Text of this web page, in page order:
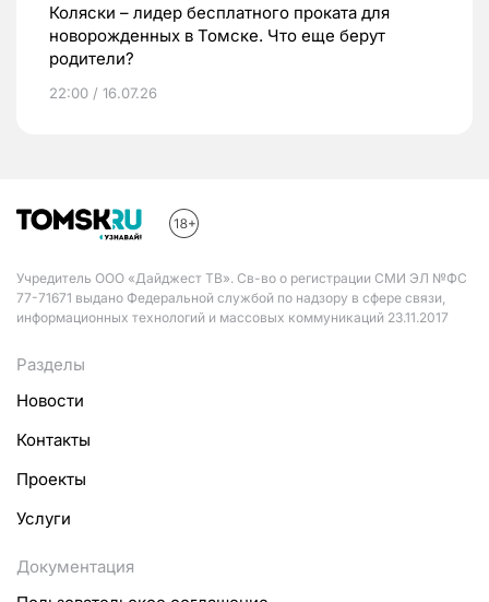
Коляски – лидер бесплатного проката для
новорожденных в Томске. Что еще берут
родители?
22:00 / 16.07.26
Учредитель ООО «Дайджест ТВ». Св-во о регистрации СМИ ЭЛ №ФС
77-71671 выдано Федеральной службой по надзору в сфере связи,
информационных технологий и массовых коммуникаций 23.11.2017
Разделы
Новости
Контакты
Проекты
Услуги
Документация